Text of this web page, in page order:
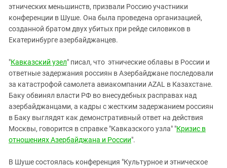
СКФО
Ставропольский край
Чечня
Южный Кавказ
ЮФО
этнических меньшинств, призвали Россию участники
конференции в Шуше. Она была проведена организацией,
созданной братом двух убитых при рейде силовиков в
Екатеринбурге азербайджанцев.
"Кавказский узел" писал, что этнические облавы в России и
ответные задержания россиян в Азербайджане последовали
за катастрофой самолета авиакомпании AZAL в Казахстане.
Баку обвинял власти РФ во внесудебных расправах над
азербайджанцами, а кадры с жестким задержанием россиян
в Баку выглядят как демонстративный ответ на действия
Москвы, говорится в справке "Кавказского узла" "Кризис в
отношениях Азербайджана и России".
В Шуше состоялась конференция "Культурное и этническое